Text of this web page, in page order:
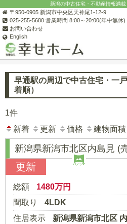
新潟の中古住宅・不動産情報満
〒950-0905 新潟市中央区天神尾1-12-9
025-255-5680 営業時間 8:00～20:00(年中無休)
お問い合わせ
English
新潟の不動産なら(有)幸せホーム
早通駅の周辺で中古住宅・一
着順）
新着 更新 価格 建物面積
1件
新潟県新潟市北区内島見 (
更新 パノラマ
総額 1480万円
間取り
4LDK
住居表示
新